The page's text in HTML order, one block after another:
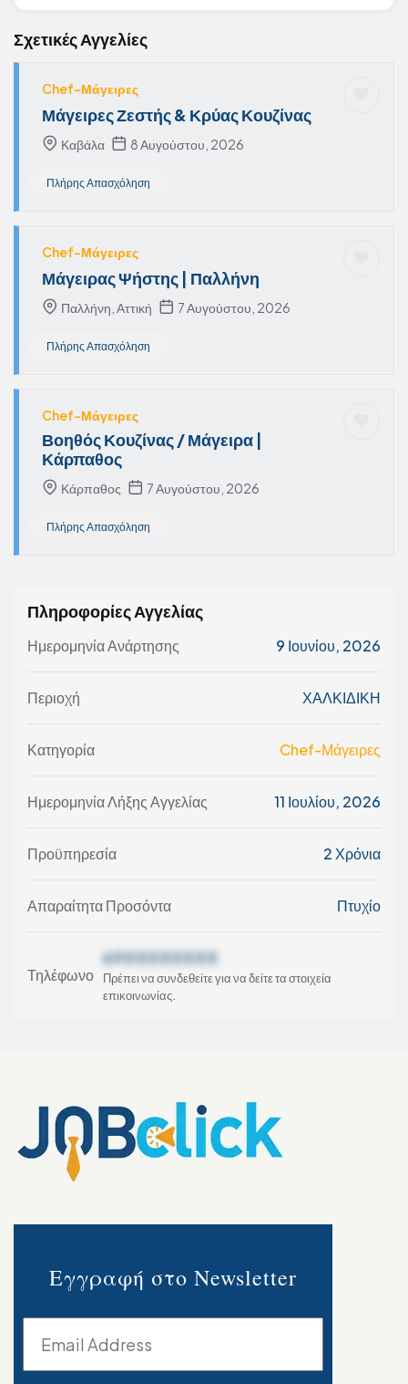
Σχετικές Αγγελίες
Chef-Μάγειρες
Μάγειρες Ζεστής & Κρύας Κουζίνας
Καβάλα 8 Αυγούστου, 2026
Πλήρης Απασχόληση
Chef-Μάγειρες
Μάγειρας Ψήστης | Παλλήνη
Παλλήνη, Αττική 7 Αυγούστου, 2026
Πλήρης Απασχόληση
Chef-Μάγειρες
Βοηθός Κουζίνας / Μάγειρα |
Κάρπαθος
Κάρπαθος 7 Αυγούστου, 2026
Πλήρης Απασχόληση
Πληροφορίες Αγγελίας
Ημερομηνία Ανάρτησης 9 Ιουνίου, 2026
Περιοχή ΧΑΛΚΙΔΙΚΗ
Κατηγορία Chef-Μάγειρες
Ημερομηνία Λήξης Αγγελίας 11 Ιουλίου, 2026
Προϋπηρεσία 2 Χρόνια
Απαραίτητα Προσόντα Πτυχίο
Τηλέφωνο
69XXXXXXXX
Πρέπει να συνδεθείτε για να δείτε τα στοιχεία
επικοινωνίας.
Εγγραφή στο Newsletter